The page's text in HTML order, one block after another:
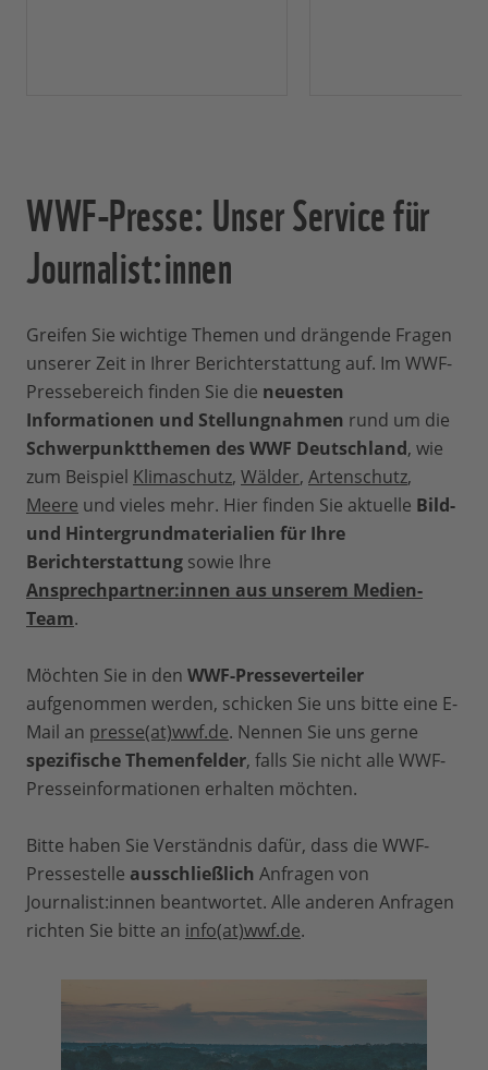
WWF-Presse: Unser Service für
Journalist:innen
Greifen Sie wichtige Themen und drängende Fragen
unserer Zeit in Ihrer Berichterstattung auf. Im WWF-
Pressebereich finden Sie die neuesten
Informationen und Stellungnahmen rund um die
Schwerpunktthemen des WWF Deutschland, wie
zum Beispiel Klimaschutz, Wälder, Artenschutz,
Meere und vieles mehr. Hier finden Sie aktuelle Bild-
und Hintergrundmaterialien für Ihre
Berichterstattung sowie Ihre
Ansprechpartner:innen aus unserem Medien-
Team.
Möchten Sie in den WWF-Presseverteiler
aufgenommen werden, schicken Sie uns bitte eine E-
Mail an presse(at)wwf.de. Nennen Sie uns gerne
spezifische Themenfelder, falls Sie nicht alle WWF-
Presseinformationen erhalten möchten.
Bitte haben Sie Verständnis dafür, dass die WWF-
Pressestelle ausschließlich Anfragen von
Journalist:innen beantwortet. Alle anderen Anfragen
richten Sie bitte an info(at)wwf.de.